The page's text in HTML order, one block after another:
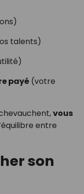
talents)
payé(votre
vous
entre
son